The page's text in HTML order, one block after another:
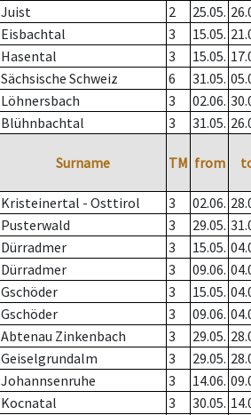
Juist 2 25.05.
Eisbachtal 3 15.05.
Hasental 3 15.05.
Sächsische Schweiz 6 31.05.
Löhnersbach 3 02.06.
Blühnbachtal 3 31.05.
Surname TM from
Kristeinertal - Osttirol 3 02.06.
Pusterwald 3 29.05.
Dürradmer 3 15.05.
Dürradmer 3 09.06.
Gschöder 3 15.05.
Gschöder 3 09.06.
Abtenau Zinkenbach 3 29.05.
Geiselgrundalm 3 29.05.
Johannsenruhe 3 14.06.
Kocnatal 3 30.05.